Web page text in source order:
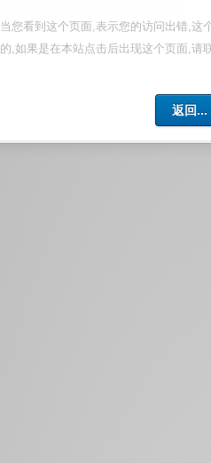
当您看到这个页面,表示您的访问出错,这
的,如果是在本站点击后出现这个页面,请
返回...